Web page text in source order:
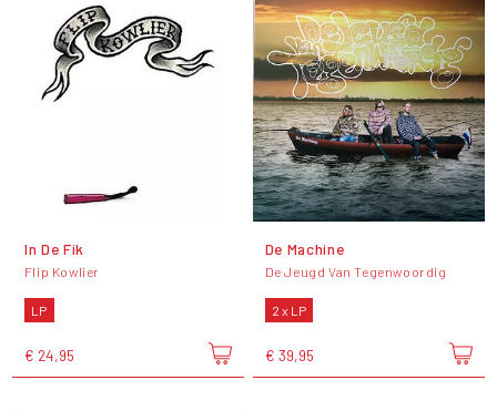
In De Fik
Flip Kowlier
LP
€ 24,95
De Machine
De Jeugd Van Tegenwoordig
2 x LP
€ 39,95